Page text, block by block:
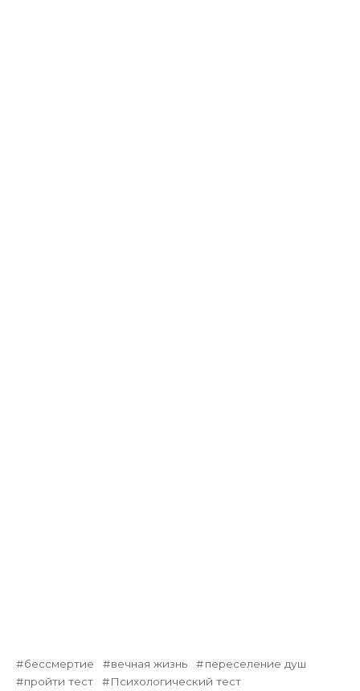
бессмертие вечная жизнь
переселение душ
пройти тест
Психологический тест